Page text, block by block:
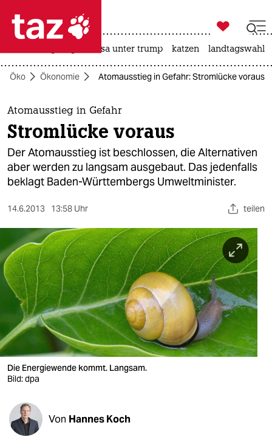
 taz zahl ich
taz zahl ich
themen
politik
öko
gesellschaft
sport
berlin
nord
wahrheit
verlag
verlag
veranstaltungen
shop

taz zahl ich
usa unter trump katzen landtagswahl
Öko Ökonomie Atomausstieg in Gefahr: Stromlücke voraus
Atomausstieg in Gefahr
Stromlücke voraus
Der Atomausstieg ist beschlossen, die Alternativen
aber werden zu langsam ausgebaut. Das jedenfalls
beklagt Baden-Württembergs Umweltminister.
14.6.2013 13:58 Uhr teilen
Die Energiewende kommt. Langsam.
Bild: dpa
Von Hannes Koch